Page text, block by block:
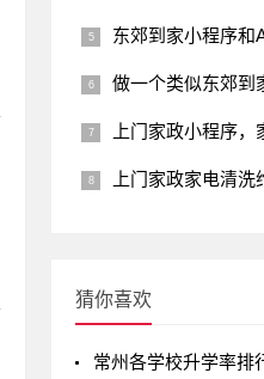
东郊到家小程序和APP为什么能在
做一个类似东郊到家上门推拿的
上门家政小程序，家电清洗维修小
上门家政家电清洗维修小程序APP
猜你喜欢
常州各学校升学率排行？2024